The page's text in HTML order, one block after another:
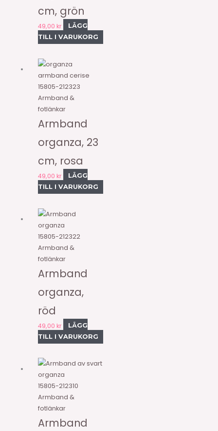
cm, grön
49,00kr
LÄGG
TILL I VARUKORG
15805-212323
Armband &
fotlänkar
Armband
organza, 23
cm, rosa
49,00kr
LÄGG
TILL I VARUKORG
15805-212322
Armband &
fotlänkar
Armband
organza,
röd
49,00kr
LÄGG
TILL I VARUKORG
15805-212310
Armband &
fotlänkar
Armband